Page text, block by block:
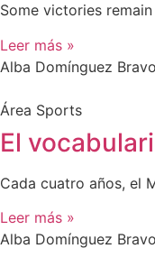
Some victories
Leer más »
Alba Domínguez Bravo
Área Sports
El
Cada cuatro años, el
Leer más »
Alba Domínguez Bravo